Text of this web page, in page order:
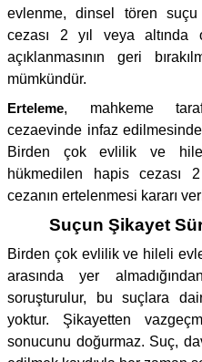
evlenme, dinsel tören
cezası 2 yıl veya altında
açıklanmasının geri
mümkündür.
Erteleme, mahkeme
cezaevinde infaz
Birden çok evlilik ve
hükmedilen hapis cezası
cezanın ertelenmesi kararı
Suçun Şikayet
Birden çok evlilik ve hileli
arasında yer
soruşturulur, bu suçlara
yoktur. Şikayetten
sonucunu doğurmaz. Suç,